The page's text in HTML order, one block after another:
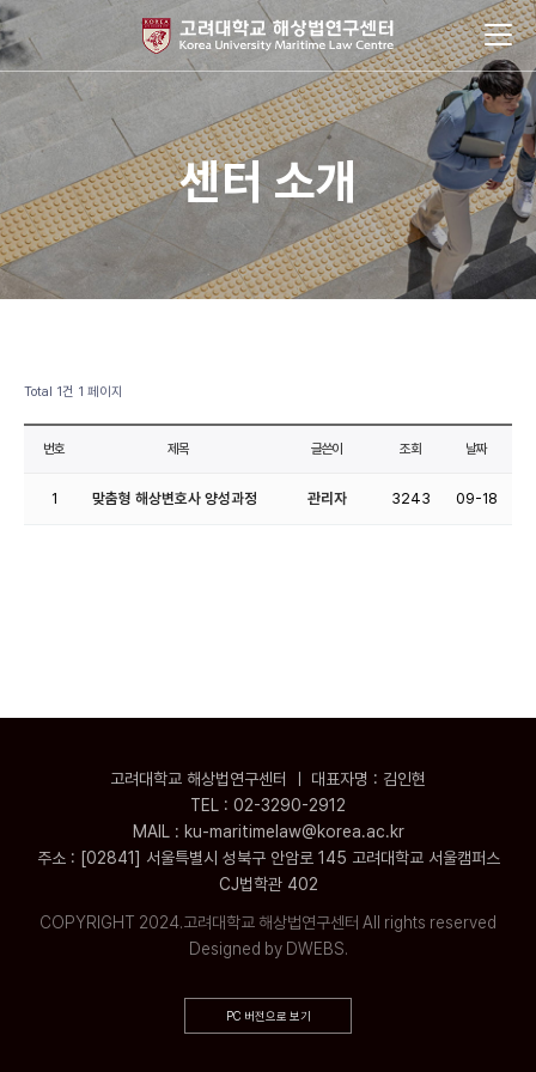
센터 소개
Total 1건 1 페이지
번호 제목 글쓴이 조회 날짜
1 맞춤형 해상변호사 양성과정 관리자 3243 09-18
고려대학교 해상법연구센터 ㅣ 대표자명 : 김인현
TEL : 02-3290-2912
MAIL : ku-maritimelaw@korea.ac.kr
주소 : [02841] 서울특별시 성북구 안암로 145 고려대학교 서울캠퍼스
CJ법학관 402
COPYRIGHT 2024.고려대학교 해상법연구센터 All rights reserved
Designed by DWEBS.
PC 버전으로 보기